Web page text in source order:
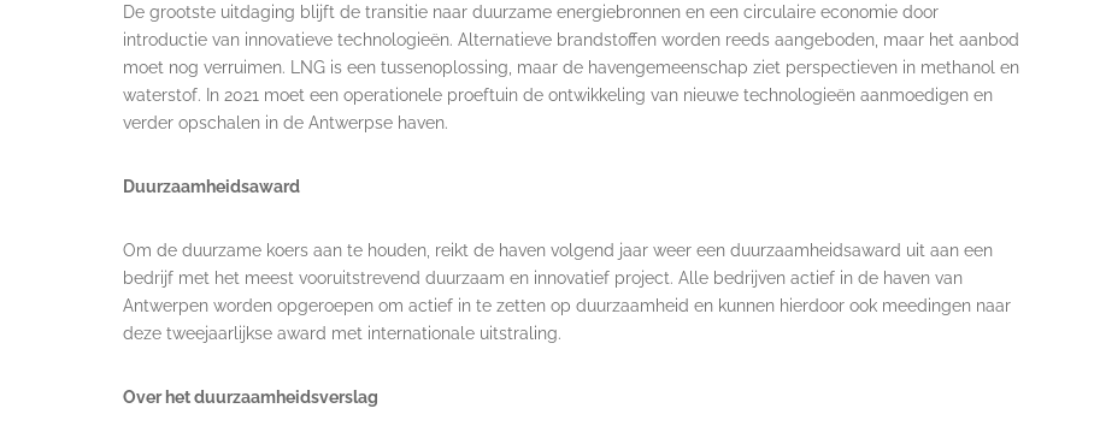
De grootste uitdaging blijft de transitie naar duurzame energiebronnen en een circulaire economie door
introductie van innovatieve technologieën. Alternatieve brandstoffen worden reeds aangeboden, maar het aanbod
moet nog verruimen. LNG is een tussenoplossing, maar de havengemeenschap ziet perspectieven in methanol en
waterstof. In 2021 moet een operationele proeftuin de ontwikkeling van nieuwe technologieën aanmoedigen en
verder opschalen in de Antwerpse haven.
Duurzaamheidsaward
Om de duurzame koers aan te houden, reikt de haven volgend jaar weer een duurzaamheidsaward uit aan een
bedrijf met het meest vooruitstrevend duurzaam en innovatief project. Alle bedrijven actief in de haven van
Antwerpen worden opgeroepen om actief in te zetten op duurzaamheid en kunnen hierdoor ook meedingen naar
deze tweejaarlijkse award met internationale uitstraling.
Over het duurzaamheidsverslag